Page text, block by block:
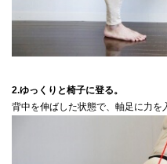
2.ゆっくりと椅子に登る。
背中を伸ばした状態で、軸足に力を